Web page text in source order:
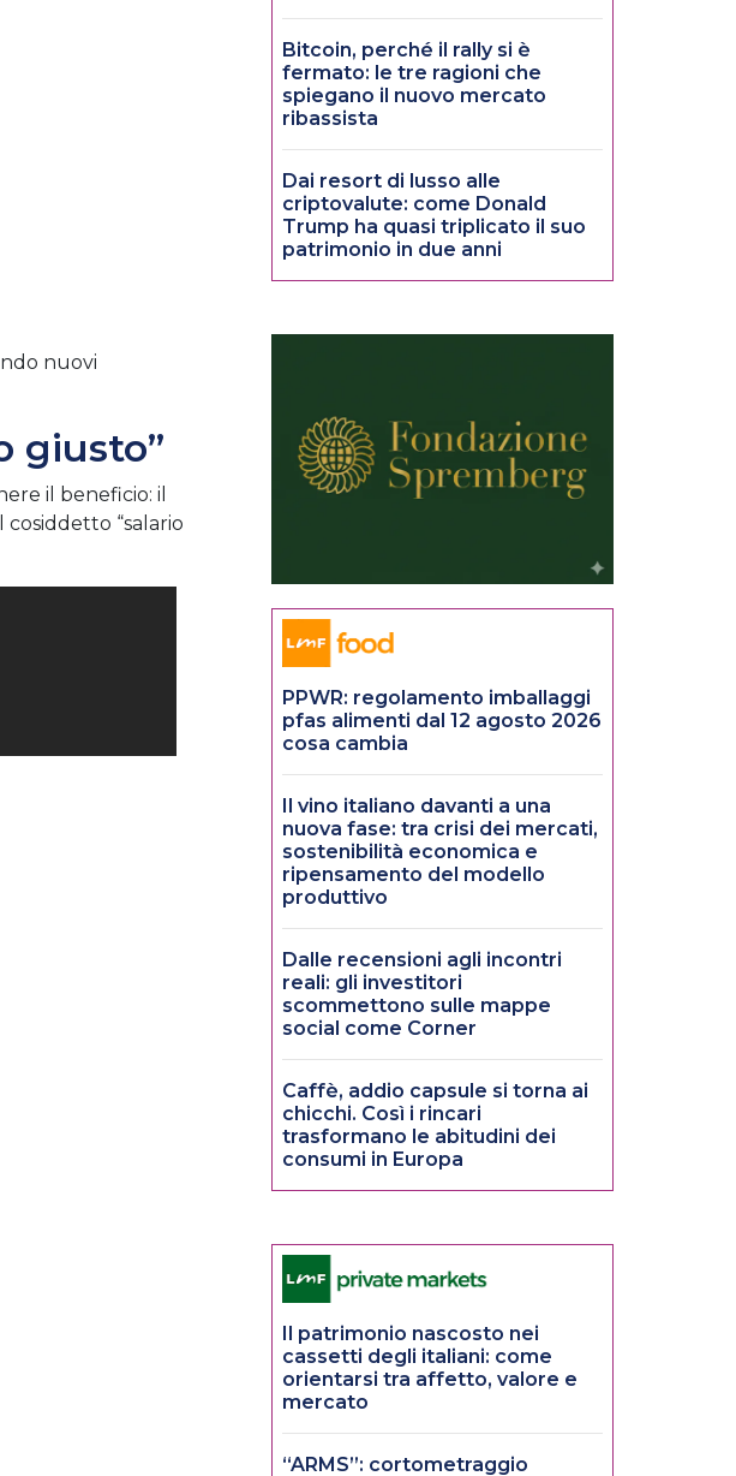
nuovi
giusto”
il beneficio: il
“salario
Bitcoin, perché il rally si è
fermato: le tre ragioni che
spiegano il nuovo mercato
ribassista
Dai resort di lusso alle
criptovalute: come Donald
Trump ha quasi triplicato il suo
patrimonio in due anni
PPWR: regolamento imballaggi
pfas alimenti dal 12 agosto 2026
cosa cambia
Il vino italiano davanti a una
nuova fase: tra crisi dei mercati,
sostenibilità economica e
ripensamento del modello
produttivo
Dalle recensioni agli incontri
reali: gli investitori
scommettono sulle mappe
social come Corner
Caffè, addio capsule si torna ai
chicchi. Così i rincari
trasformano le abitudini dei
consumi in Europa
Il patrimonio nascosto nei
cassetti degli italiani: come
orientarsi tra affetto, valore e
mercato
“ARMS”: cortometraggio